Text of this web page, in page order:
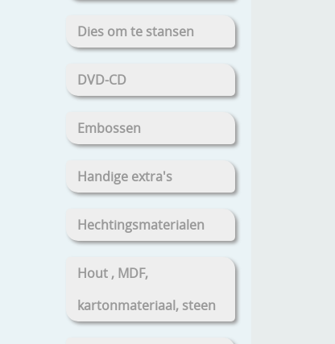
Dies om te stansen
DVD-CD
Embossen
Handige extra's
Hechtingsmaterialen
Hout , MDF,
kartonmateriaal, steen